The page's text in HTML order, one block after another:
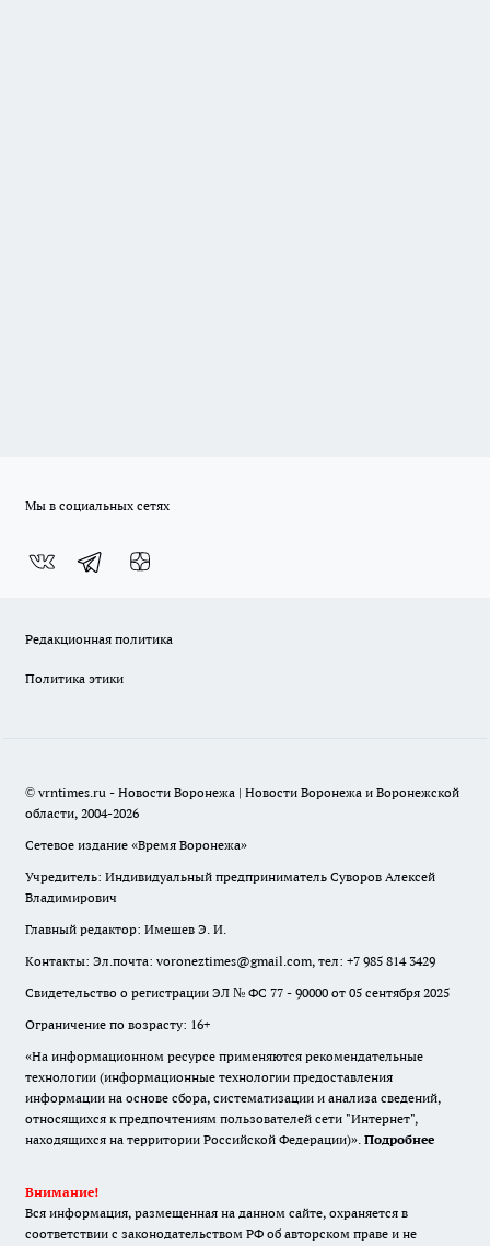
Мы в социальных сетях
Редакционная политика
Политика этики
© vrntimes.ru - Новости Воронежа | Новости Воронежа и Воронежской
области, 2004-2026
Сетевое издание «Время Воронежа»
Учредитель: Индивидуальный предприниматель Суворов Алексей
Владимирович
Главный редактор: Имешев Э. И.
Контакты: Эл.почта: voroneztimes@gmail.com, тел: +7 985 814 3429
Свидетельство о регистрации ЭЛ № ФС 77 - 90000 от 05 сентября 2025
Ограничение по возрасту: 16+
«На информационном ресурсе применяются рекомендательные
технологии (информационные технологии предоставления
информации на основе сбора, систематизации и анализа сведений,
относящихся к предпочтениям пользователей сети "Интернет",
находящихся на территории Российской Федерации)». Подробнее
Внимание!
Вся информация, размещенная на данном сайте, охраняется в
соответствии с законодательством РФ об авторском праве и не